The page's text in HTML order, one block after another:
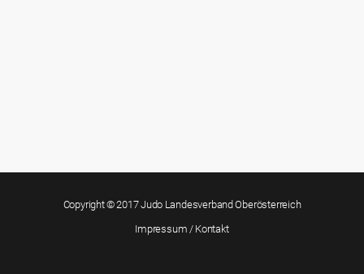
Copyright © 2017 Judo Landesverband Oberösterreich
Impressum / Kontakt